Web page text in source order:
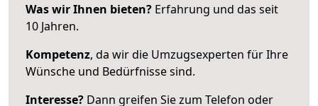
Was wir Ihnen bieten? Erfahrung und das seit
10 Jahren.
Kompetenz, da wir die Umzugsexperten für Ihre
Wünsche und Bedürfnisse sind.
Interesse? Dann greifen Sie zum Telefon oder